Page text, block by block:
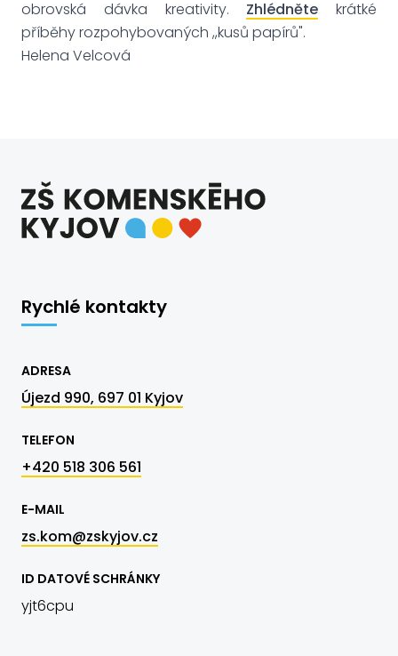
obrovská dávka kreativity. Zhlédněte krátké
příběhy rozpohybovaných ,,kusů papírů".
Helena Velcová
Rychlé kontakty
ADRESA
Újezd 990, 697 01 Kyjov
TELEFON
+420 518 306 561
E-MAIL
zs.kom@zskyjov.cz
ID DATOVÉ SCHRÁNKY
yjt6cpu